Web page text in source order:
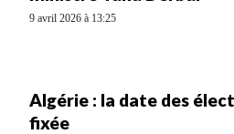
9 avril 2026 à 13:25
Algérie : la date des
fixée